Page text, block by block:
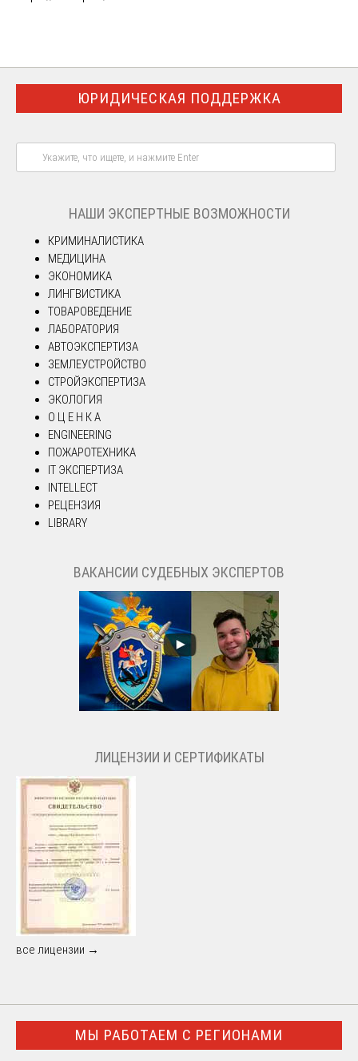
ЮРИДИЧЕСКАЯ ПОДДЕРЖКА
НАШИ ЭКСПЕРТНЫЕ ВОЗМОЖНОСТИ
КРИМИНАЛИСТИКА
МЕДИЦИНА
ЭКОНОМИКА
ЛИНГВИСТИКА
ТОВАРОВЕДЕНИЕ
ЛАБОРАТОРИЯ
АВТОЭКСПЕРТИЗА
ЗЕМЛЕУСТРОЙСТВО
СТРОЙЭКСПЕРТИЗА
ЭКОЛОГИЯ
О Ц Е Н К А
ENGINEERING
ПОЖАРОТЕХНИКА
IT ЭКСПЕРТИЗА
INTELLECT
РЕЦЕНЗИЯ
LIBRARY
ВАКАНСИИ СУДЕБНЫХ ЭКСПЕРТОВ
ЛИЦЕНЗИИ И СЕРТИФИКАТЫ
все лицензии →
МЫ РАБОТАЕМ С РЕГИОНАМИ